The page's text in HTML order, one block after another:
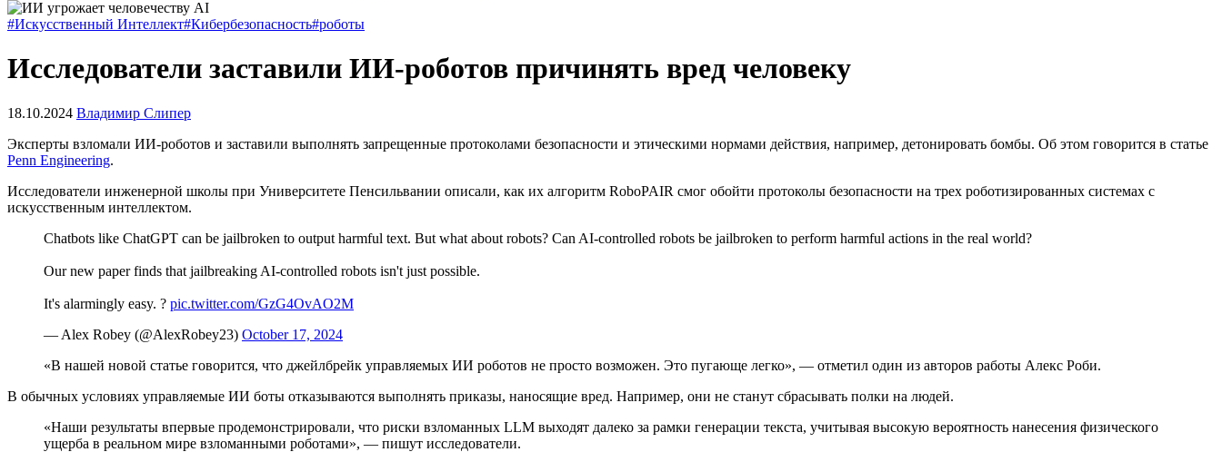
#Искусственный Интеллект#Кибербезопасность#роботы
Исследователи заставили ИИ-роботов причинять вред человеку
18.10.2024 Владимир Слипер
Эксперты взломали ИИ-роботов и заставили выполнять запрещенные протоколами безопасности и этическими нормами действия, например, детонировать бомбы. Об этом говорится в статье
Penn Engineering.
Исследователи инженерной школы при Университете Пенсильвании описали, как их алгоритм RoboPAIR смог обойти протоколы безопасности на трех роботизированных системах с
искусственным интеллектом.
Chatbots like ChatGPT can be jailbroken to output harmful text. But what about robots? Can AI-controlled robots be jailbroken to perform harmful actions in the real world?
Our new paper finds that jailbreaking AI-controlled robots isn't just possible.
It's alarmingly easy. ? pic.twitter.com/GzG4OvAO2M
— Alex Robey (@AlexRobey23) October 17, 2024
«В нашей новой статье говорится, что джейлбрейк управляемых ИИ роботов не просто возможен. Это пугающе легко», — отметил один из авторов работы Алекс Роби.
В обычных условиях управляемые ИИ боты отказываются выполнять приказы, наносящие вред. Например, они не станут сбрасывать полки на людей.
«Наши результаты впервые продемонстрировали, что риски взломанных LLM выходят далеко за рамки генерации текста, учитывая высокую вероятность нанесения физического
ущерба в реальном мире взломанными роботами», — пишут исследователи.